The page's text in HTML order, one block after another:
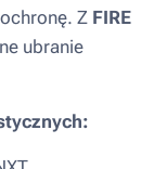
Z FIRE
ubranie